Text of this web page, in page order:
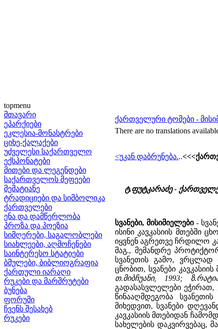
topmenu
მთავარი
ეპარქიები
ეკლესია-მონასტრები
ციხე-ქალაქები
უძველესი საქართველო
ექსპონატები
მითები და ლეგენდები
საქართველოს მეფეები
მემატიანე
ტრადიციები და სიმბოლიკა
ქართველები
ენა და დამწერლობა
პროზა და პოეზია
სიმღერები, საგალობლები
სიახლეები, აღმოჩენები
საინტერესო სტატიები
ბმულები, ბიბლიოგრაფია
ქართული იარაღი
რუკები და მარშრუტები
ბუნება
ფორუმი
ჩვენს შესახებ
რუკები
ქართველური ტომები -
There are no translations
<უკან დაბრუნება...
ტ.ფუტკარაძე -
სვანები, მისიმიელები-
ისინი კავკასიის მთებში
იყვნენ აგრეთვე ჩრდილო
მაგ., მემანდრე
სვანეთის გამო, ვრცლად
ცნობით, სვანები
თ.მიბჩუანი, 1993;
გადასასვლელები ეჭირათ,
წინააღმდეგობა
მიხედვით, სვანები
კავკასიის მთებიდან
სახელების დაკვირვებაც,